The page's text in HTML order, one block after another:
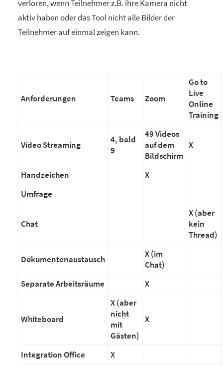
verloren, wenn Teilnehmer z.B. ihre Kamera nicht
aktiv haben oder das Tool nicht alle Bilder der
Teilnehmer auf einmal zeigen kann.
Anforderungen Teams Zoom
Go to
Live
Online
Training
Video Streaming
4, bald
9
49 Videos
auf dem
Bildschirm
X
Handzeichen
X
Umfrage
Chat
X (aber
kein
Thread)
Dokumentenaustausch
X (im
Chat)
Separate Arbeitsräume
X
Whiteboard
X (aber
nicht
mit
Gästen)
X
Integration Office X